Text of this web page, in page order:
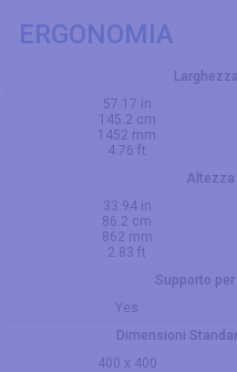
ERGONOMIA
57.17 in
145.2 cm
1452 mm
4.76 ft
Altezza
33.94 in
86.2 cm
862 mm
2.83 ft
Supporto
Yes
Dimensioni
400 x 400